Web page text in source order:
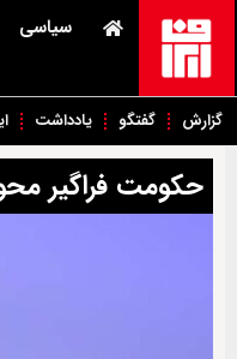
سیاسی
گزارش گفتگو یادداشت
حکومت فراگیر